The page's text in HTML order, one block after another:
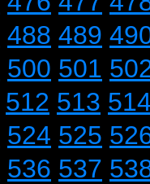
488 489
500 501
512 513
524 525
536 537